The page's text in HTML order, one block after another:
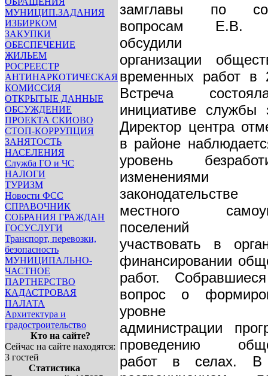
МУНИЦИП.ЗАДАНИЯ
ИЗБИРКОМ
ЗАКУПКИ
ОБЕСПЕЧЕНИЕ
ЖИЛЬЕМ
РОСРЕЕСТР
АНТИНАРКОТИЧЕСКАЯ
КОМИССИЯ
ОТКРЫТЫЕ ДАННЫЕ
ОБСУЖДЕНИЕ
ПРОЕКТА СКИОВО
СТОП-КОРРУПЦИЯ
ЗАНЯТОСТЬ
НАСЕЛЕНИЯ
Служба ГО и ЧС
НАЛОГИ
ТУРИЗМ
Новости ФСС
СПРАВОЧНИК
СОБРАНИЯ ГРАЖДАН
ГОСУСЛУГИ
Транспорт, перевозки,
безопасность
МУНИЦИПАЛЬНО-
ЧАСТНОЕ
ПАРТНЕРСТВО
КАДАСТРОВАЯ
ПАЛАТА
Архитектура и
градостроительство
Кто на сайте?
Сейчас на сайте находятся:
3 гостей
Статистика
замглавы по
вопросам Е.В.
обсудили
организации
временных работ в
Встреча
инициативе службы
Директор центра
в районе
уровень
местного
поселений
участвовать в
финансировании
работ.
вопрос о
уровне
администрации
проведению
работ в селах.